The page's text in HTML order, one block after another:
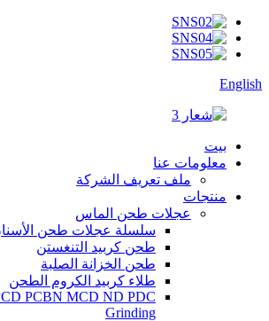
English
بيت
معلومات عنا
ملف تعريف الشركة
منتجات
عجلات طحن الماس
سلسلة عجلات طحن
طحن كربيد التنغستن
طحن الخزانة الصلبة
طلاء كربيد الكروم الطحن
PCBN MCD ND PDC
Grinding